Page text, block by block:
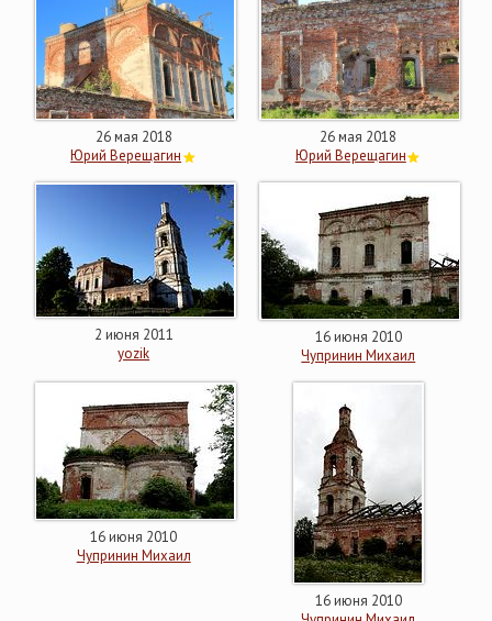
26 мая 2018
Юрий Верещагин
26 мая 2018
Юрий Верещагин
2 июня 2011
yozik
16 июня 2010
Чупринин Михаил
16 июня 2010
Чупринин Михаил
16 июня 2010